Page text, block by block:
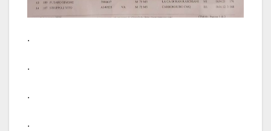
.
.
.
.